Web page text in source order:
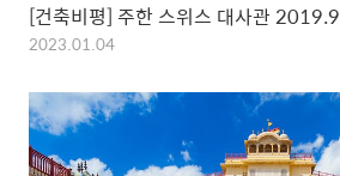
[건축비평] 주한 스위스 대사관 2019.9
2023.01.04